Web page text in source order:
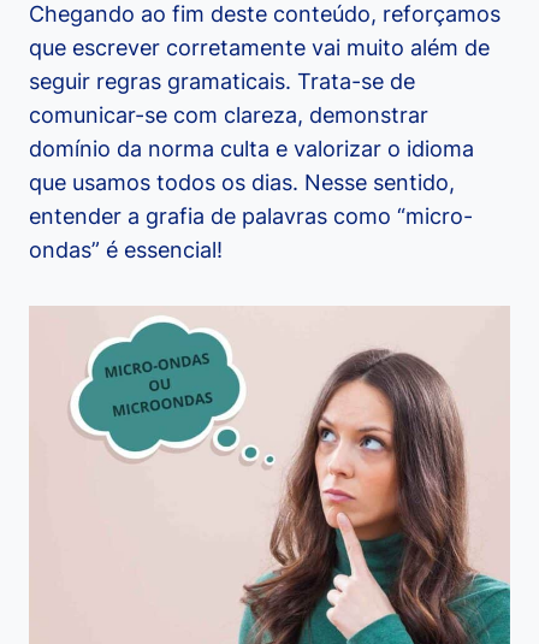
Chegando ao fim deste conteúdo, reforçamos
que escrever corretamente vai muito além de
seguir regras gramaticais. Trata-se de
comunicar-se com clareza, demonstrar
domínio da norma culta e valorizar o idioma
que usamos todos os dias. Nesse sentido,
entender a grafia de palavras como “micro-
ondas” é essencial!